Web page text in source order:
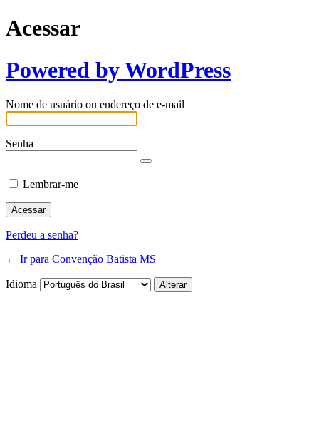
Acessar
Powered by WordPress
Nome de usuário ou endereço de e-mail
Senha
Lembrar-me
Perdeu a senha?
← Ir para Convenção Batista MS
Idioma